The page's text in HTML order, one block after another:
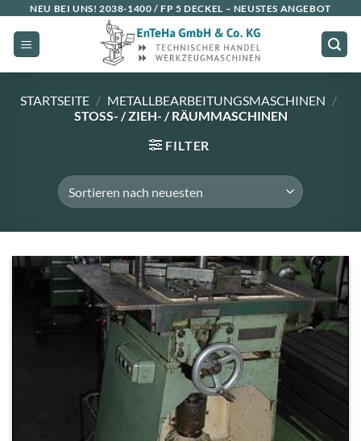
Inhalt
springen
NEU BEI UNS! 2038-1400 / FP 5 DECKEL – NEUSTES ANGEBOT
STARTSEITE / METALLBEARBEITUNGSMASCHINEN /
STOSS- / ZIEH- / RÄUMMASCHINEN
FILTER